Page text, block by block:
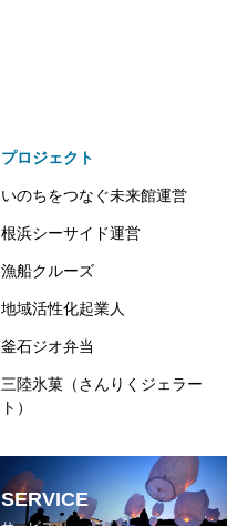
プロジェクト
いのちをつなぐ未来館運営
根浜シーサイド運営
漁船クルーズ
地域活性化起業人
釜石ジオ弁当
三陸氷菓（さんりくジェラー
ト）
SERVICE